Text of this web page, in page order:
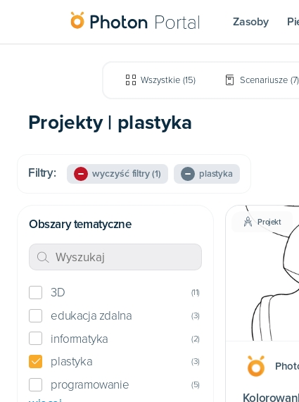
Zasoby
Wszystkie (15) Scenariusze (7)
Projekty | plastyka
Filtry: wyczyść filtry(1) plastyka
Obszary tematyczne
3D (11)
edukacja zdalna (3)
informatyka (2)
plastyka (3)
programowanie (5)
Projekt